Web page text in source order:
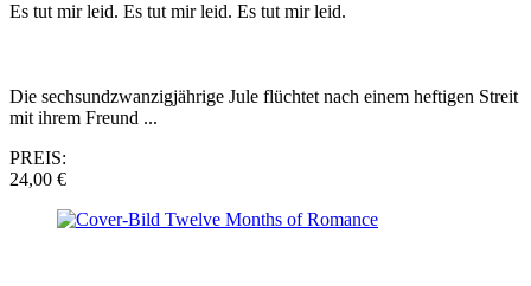
Es tut mir leid. Es tut mir leid. Es tut mir leid.
Die sechsundzwanzigjährige Jule flüchtet nach einem heftigen Streit
mit ihrem Freund ...
PREIS:
24,00 €